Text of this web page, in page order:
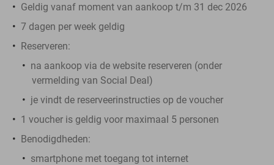
Geldig vanaf moment van aankoop t/m 31 dec 2026
7 dagen per week geldig
Reserveren:
na aankoop via de website reserveren (onder
vermelding van Social Deal)
je vindt de reserveerinstructies op de voucher
1 voucher is geldig voor maximaal 5 personen
Benodigdheden:
smartphone met toegang tot internet